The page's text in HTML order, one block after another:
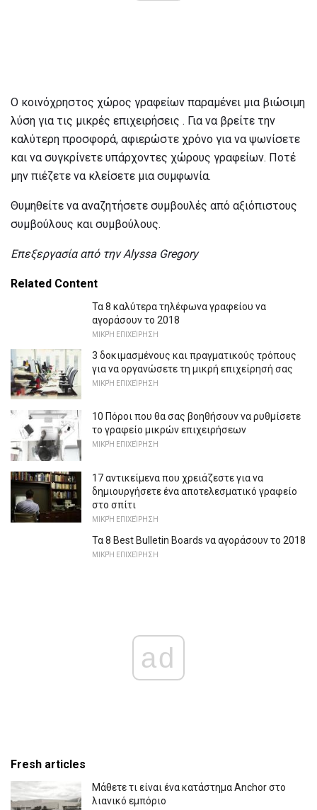
Ο κοινόχρηστος χώρος γραφείων παραμένει μια βιώσιμη
λύση για τις μικρές επιχειρήσεις . Για να βρείτε την
καλύτερη προσφορά, αφιερώστε χρόνο για να ψωνίσετε
και να συγκρίνετε υπάρχοντες χώρους γραφείων. Ποτέ
μην πιέζετε να κλείσετε μια συμφωνία.
Θυμηθείτε να αναζητήσετε συμβουλές από αξιόπιστους
συμβούλους και συμβούλους.
Επεξεργασία από την Alyssa Gregory
Related Content
Τα 8 καλύτερα τηλέφωνα γραφείου να
αγοράσουν το 2018
ΜΙΚΡΉ ΕΠΙΧΕΊΡΗΣΗ
3 δοκιμασμένους και πραγματικούς τρόπους
για να οργανώσετε τη μικρή επιχείρησή σας
ΜΙΚΡΉ ΕΠΙΧΕΊΡΗΣΗ
10 Πόροι που θα σας βοηθήσουν να ρυθμίσετε
το γραφείο μικρών επιχειρήσεων
ΜΙΚΡΉ ΕΠΙΧΕΊΡΗΣΗ
17 αντικείμενα που χρειάζεστε για να
δημιουργήσετε ένα αποτελεσματικό γραφείο
στο σπίτι
ΜΙΚΡΉ ΕΠΙΧΕΊΡΗΣΗ
Τα 8 Best Bulletin Boards να αγοράσουν το 2018
ΜΙΚΡΉ ΕΠΙΧΕΊΡΗΣΗ
ad
Fresh articles
Μάθετε τι είναι ένα κατάστημα Anchor στο
λιανικό εμπόριο